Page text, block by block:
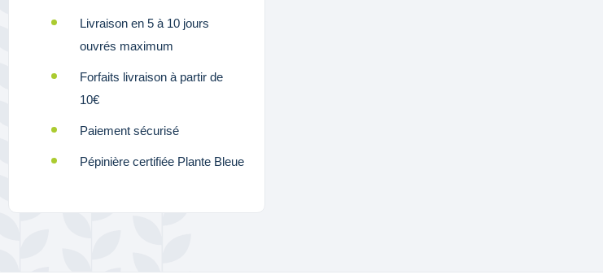
Livraison en 5 à 10 jours
ouvrés maximum
Forfaits livraison à partir de
10€
Paiement sécurisé
Pépinière certifiée Plante Bleue